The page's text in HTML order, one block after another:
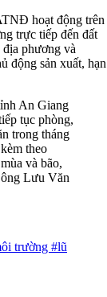
hoạt động trên
trực tiếp đến đất
phương và
động sản xuất, hạn
An Giang
tục phòng,
trong tháng
theo
và bão,
Lưu Văn
trường #lũ